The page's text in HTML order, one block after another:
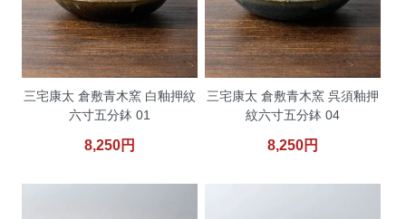
三宅康太 倉敷青木窯 白釉押紋
六寸五分鉢 01
8,250円
三宅康太 倉敷青木窯 呉須釉押
紋六寸五分鉢 04
8,250円